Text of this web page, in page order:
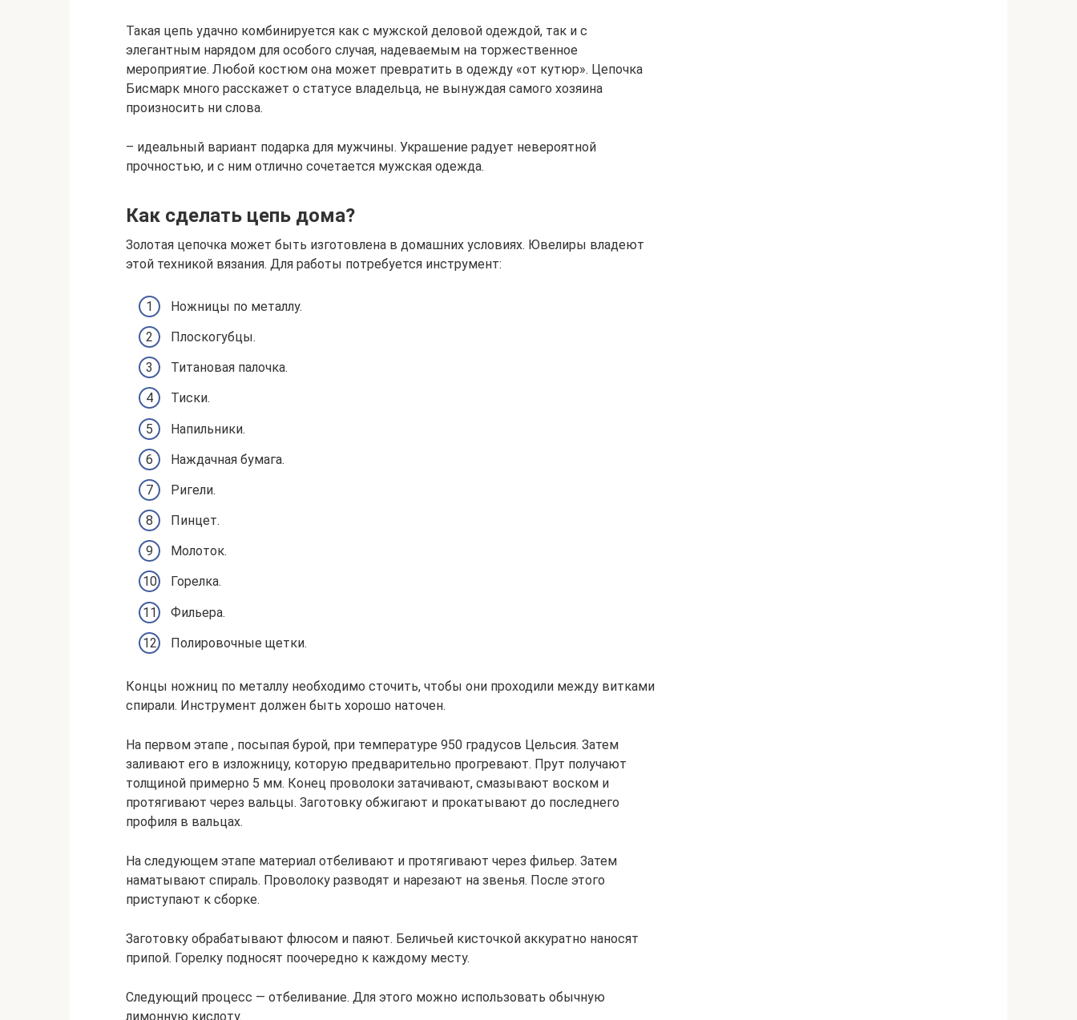
Такая цепь удачно комбинируется как с мужской деловой одеждой, так и с
элегантным нарядом для особого случая, надеваемым на торжественное
мероприятие. Любой костюм она может превратить в одежду «от кутюр». Цепочка
Бисмарк много расскажет о статусе владельца, не вынуждая самого хозяина
произносить ни слова.
– идеальный вариант подарка для мужчины. Украшение радует невероятной
прочностью, и с ним отлично сочетается мужская одежда.
Как сделать цепь дома?
Золотая цепочка может быть изготовлена в домашних условиях. Ювелиры владеют
этой техникой вязания. Для работы потребуется инструмент:
Ножницы по металлу.
Плоскогубцы.
Титановая палочка.
Тиски.
Напильники.
Наждачная бумага.
Ригели.
Пинцет.
Молоток.
Горелка.
Фильера.
Полировочные щетки.
Концы ножниц по металлу необходимо сточить, чтобы они проходили между витками
спирали. Инструмент должен быть хорошо наточен.
На первом этапе , посыпая бурой, при температуре 950 градусов Цельсия. Затем
заливают его в изложницу, которую предварительно прогревают. Прут получают
толщиной примерно 5 мм. Конец проволоки затачивают, смазывают воском и
протягивают через вальцы. Заготовку обжигают и прокатывают до последнего
профиля в вальцах.
На следующем этапе материал отбеливают и протягивают через фильер. Затем
наматывают спираль. Проволоку разводят и нарезают на звенья. После этого
приступают к сборке.
Заготовку обрабатывают флюсом и паяют. Беличьей кисточкой аккуратно наносят
припой. Горелку подносят поочередно к каждому месту.
Следующий процесс — отбеливание. Для этого можно использовать обычную
лимонную кислоту.